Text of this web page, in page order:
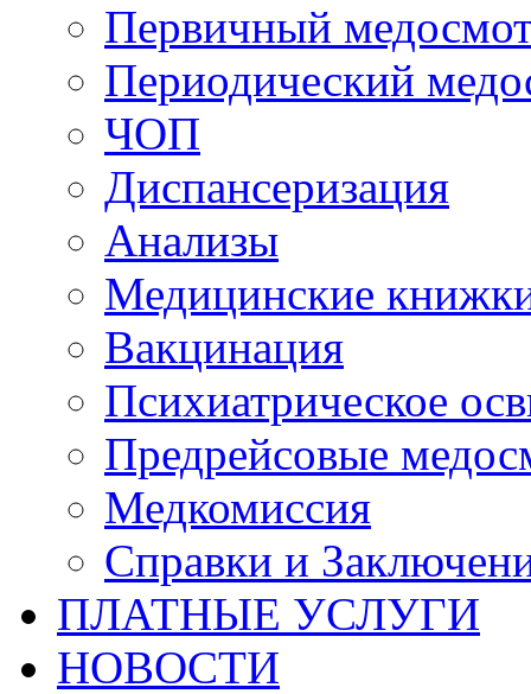
Первичный
Периодический
ЧОП
Диспансеризация
Анализы
Медицинские
Вакцинация
Психиатрическое
Предрейсовые
Медкомиссия
Справки и
ПЛАТНЫЕ УСЛУГИ
НОВОСТИ